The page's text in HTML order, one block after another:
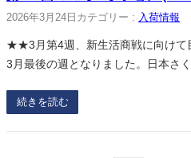
2026年3月24日 カテゴリー : 入荷情報
★★3月第4週、新生活商戦に向け
3月最後の週となりました。日本さ
続きを読む